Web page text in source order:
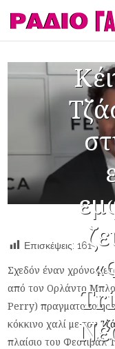
Επισκέψεις: 161
Σχεδόν έναν χρόνο
από τον Ορλάντο
Perry)
κόκκινο χαλί με τον
πλαίσιο του